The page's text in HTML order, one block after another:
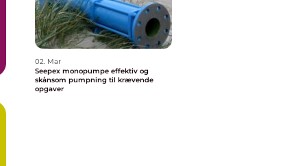
02. Mar
Seepex monopumpe effektiv og
skånsom pumpning til krævende
opgaver